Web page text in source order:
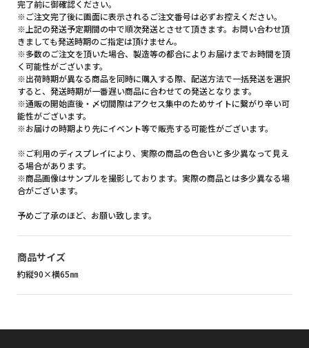
完了前に御確認ください。
※ご注文完了後に画面に表示されるご注文番号は必ずお控えください。
※上記の発送予定期間の中で順次発送とさせて頂きます。お問い合わせ頂
きましても発送時期のご指定は頂けません。
※多数のご注文を頂いた場合、製造等の都合によりお届けまでお時間を頂
く可能性がございます。
※出荷時期が異なる商品を同時に購入する際、配送方法で一括発送を選択
すると、発送時期が一番遅い商品に合わせての発送となります。
※通販の開始直後・〆切間際はアクセス集中のためサイトに繋がり辛い可
能性がございます。
※お届けの時期より先にイベント等で販売する可能性がございます。
※ご利用のディスプレイにより、実際の商品の色合いと多少異なって見え
る場合があります。
※商品画像はサンプルを撮影しております。実際の商品とは多少異なる場
合がございます。
予めご了承のほど、お願い致します。
商品サイズ
約縦90×横65㎜